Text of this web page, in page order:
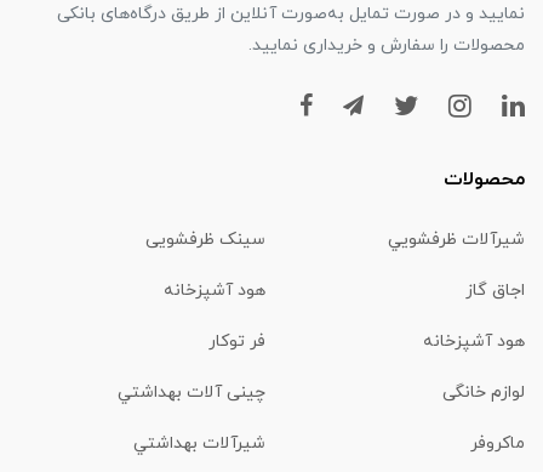
نمایید و در صورت تمایل به‌صورت آنلاین از طریق درگاه‌های بانکی
محصولات را سفارش و خریداری نمایید.
محصولات
شیرآلات ظرفشويي سینک ظرفشویی
اجاق گاز هود آشپزخانه
هود آشپزخانه فر توکار
لوازم خانگی چینی آلات بهداشتي
ماكروفر شیرآلات بهداشتي